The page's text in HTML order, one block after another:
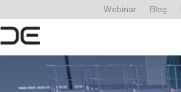
Webinar Blog